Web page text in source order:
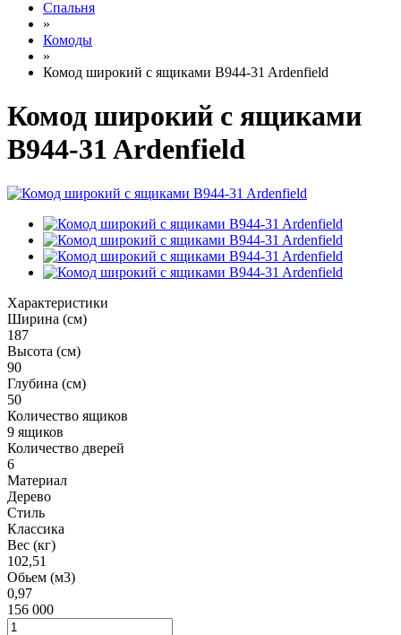
Спальня
»
Комоды
»
Комод широкий с ящиками B944-31 Ardenfield
Комод широкий с ящиками
B944-31 Ardenfield
Характеристики
Ширина (см)
187
Высота (см)
90
Глубина (см)
50
Количество ящиков
9 ящиков
Количество дверей
6
Материал
Дерево
Стиль
Классика
Вес (кг)
102,51
Обьем (м3)
0,97
156 000